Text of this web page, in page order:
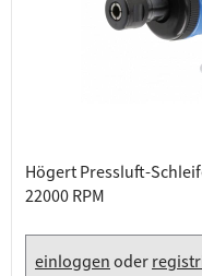
Högert Pressluft-
22000 RPM
einloggenoder